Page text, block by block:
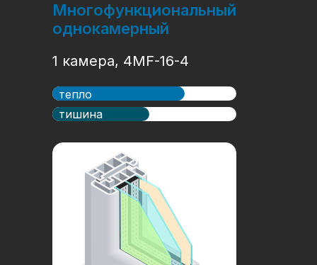
1 камера, 4MF-16-4
Многофункциональный
однокамерный
тепло
тишина